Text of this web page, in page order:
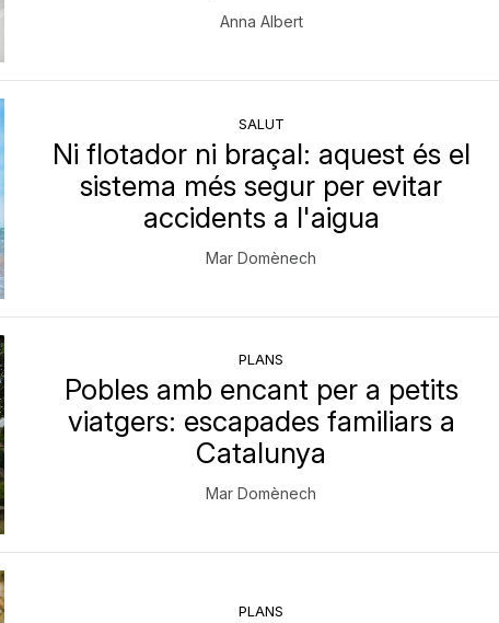
Anna Albert
SALUT
Ni flotador ni braçal: aquest és el
sistema més segur per evitar
accidents a l'aigua
Mar Domènech
PLANS
Pobles amb encant per a petits
viatgers: escapades familiars a
Catalunya
Mar Domènech
PLANS